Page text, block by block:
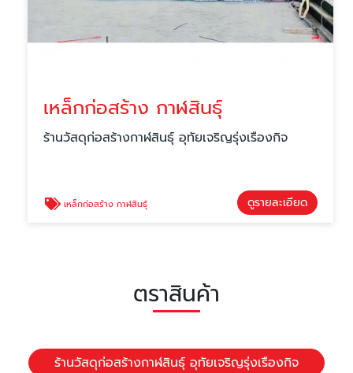
เหล็กก่อสร้าง กาฬสินธุ์
ร้านวัสดุก่อสร้างกาฬสินธุ์ อุทัยเจริญรุ่งเรืองกิจ
เหล็กก่อสร้าง กาฬสินธุ์ ดูรายละเอียด
ตราสินค้า
ร้านวัสดุก่อสร้างกาฬสินธุ์ อุทัยเจริญรุ่งเรืองกิจ